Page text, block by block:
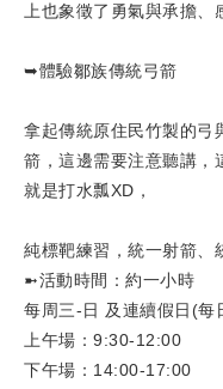
上也象徵了勇氣與承擔、
➥體驗鄒族傳統弓箭
拿起傳統原住民竹製的弓
箭，這邊需要注意聽講，
就是打水瓢XD，
純標靶練習，統一射箭、
➼活動時間：約一小時
每周三-日 及連續假日(每
上午場：9:30-12:00
下午場：14:00-17:00